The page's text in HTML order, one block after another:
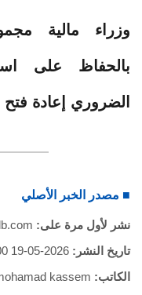
وزراء مالية
بالحفاظ على
الضروري إعادة
■ مصدر الخبر الأصلي
نشر لأول مرة على:
تاريخ النشر: 2026-05-19 15:15:00
الكاتب: kassem